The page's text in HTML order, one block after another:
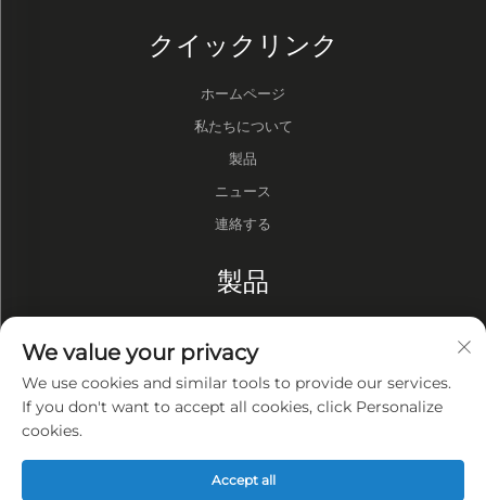
クイックリンク
ホームページ
私たちについて
製品
ニュース
連絡する
製品
バキュームポンプ
プライバシー
We value your privacy
We use cookies and similar tools to provide our services.
If you don't want to accept all cookies, click Personalize
cookies.
Accept all